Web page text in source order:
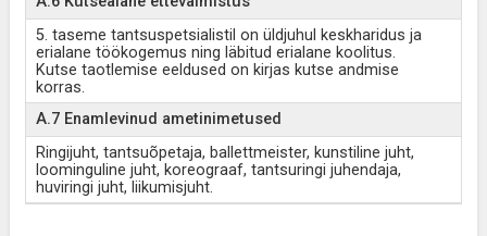
5. taseme tantsuspetsialistil on üldjuhul keskharidus ja
erialane töökogemus ning läbitud erialane koolitus.
Kutse taotlemise eeldused on kirjas kutse andmise
korras.
A.7 Enamlevinud ametinimetused
Ringijuht, tantsuõpetaja, ballettmeister, kunstiline juht,
loominguline juht, koreograaf, tantsuringi juhendaja,
huviringi juht, liikumisjuht.